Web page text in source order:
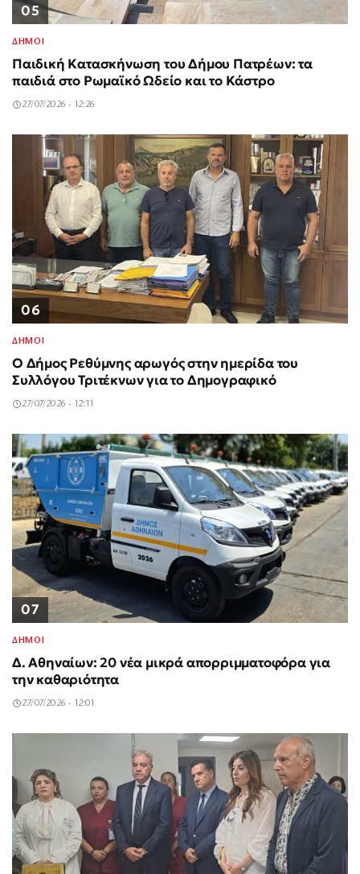
05
ΔΗΜΟΙ
Παιδική Κατασκήνωση του Δήμου Πατρέων: τα
παιδιά στο Ρωμαϊκό Ωδείο και το Κάστρο
27/07/2026 - 12:26
06
ΔΗΜΟΙ
Ο Δήμος Ρεθύμνης αρωγός στην ημερίδα του
Συλλόγου Τριτέκνων για το Δημογραφικό
27/07/2026 - 12:11
07
ΔΗΜΟΙ
Δ. Αθηναίων: 20 νέα μικρά απορριμματοφόρα για
την καθαριότητα
27/07/2026 - 12:01